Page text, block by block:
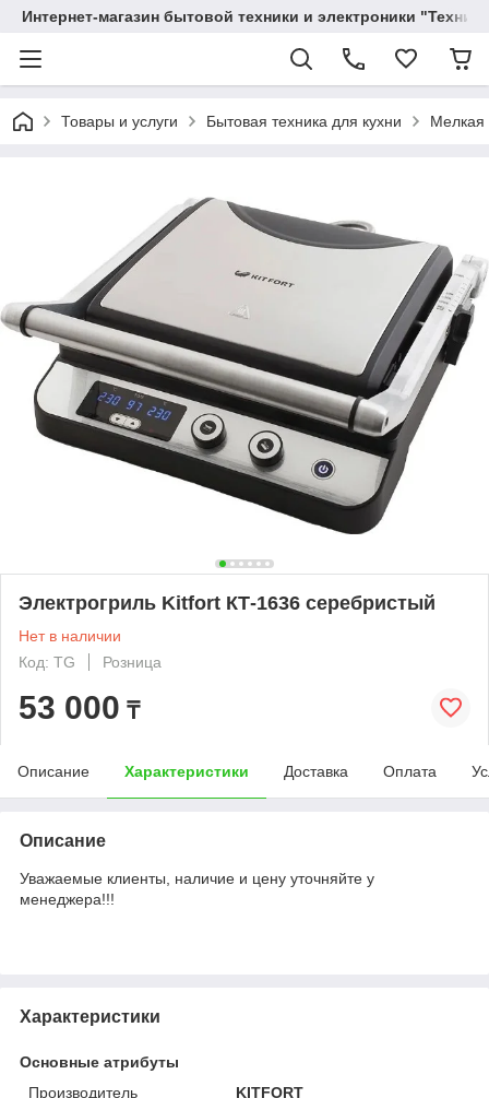
Интернет-магазин бытовой техники и электроники
Товары и услуги Бытовая техника для кухни Мелкая
Электрогриль Kitfort КТ-1636 серебристый
Нет в наличии
Код: TG
Розница
53 000 ₸
Описание Характеристики Доставка Оплата
Описание
Уважаемые клиенты, наличие и цену уточняйте у
менеджера!!!
Характеристики
Основные атрибуты
Производитель
KITFORT